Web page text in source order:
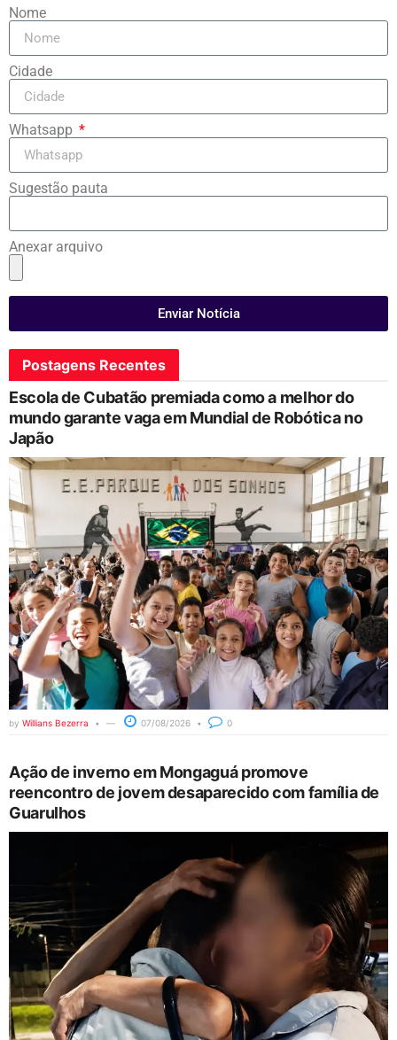
Nome
Cidade
Whatsapp
Sugestão pauta
Anexar arquivo
Enviar Notícia
Postagens Recentes
Escola de Cubatão premiada como a melhor do
mundo garante vaga em Mundial de Robótica no
Japão
by Willians Bezerra 07/08/2026 0
Ação de inverno em Mongaguá promove
reencontro de jovem desaparecido com família de
Guarulhos